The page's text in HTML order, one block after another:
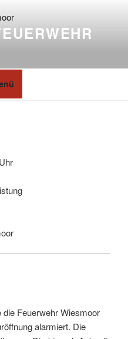
Feuerwehr Wiesmoor
alarmiert. Die